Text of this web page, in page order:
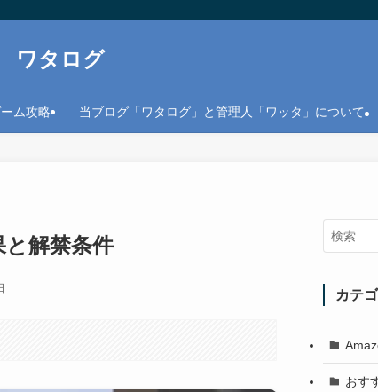
ワタログ
ム攻略 当ブログ「ワタログ」と管理人「ワッタ」について
と解禁条件
カテ
おす